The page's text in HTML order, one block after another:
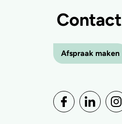
Contact
Afspraak maken